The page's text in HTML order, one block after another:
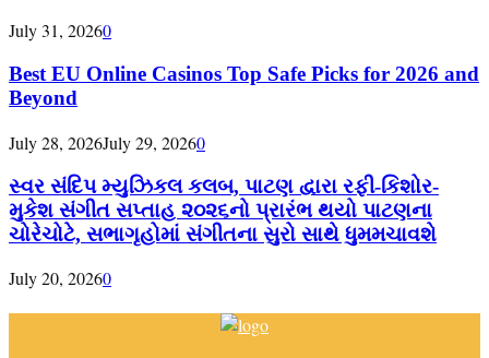
July 31, 20260
Best EU Online Casinos Top Safe Picks for 2026 and
Beyond
July 28, 2026July 29, 20260
સ્વર સંદિપ મ્યુઝિકલ કલબ, પાટણ દ્વારા રફી-કિશોર-
મુકેશ સંગીત સપ્તાહ ૨૦૨૬નો પ્રારંભ થયો પાટણના
ચોરેચોટે, સભાગૃહોમાં સંગીતના સુરો સાથે ધુમમચાવશે
July 20, 20260